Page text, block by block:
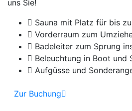
uns Sie!
Sauna mit Platz für bis
Vorderraum zum
Badeleiter zum Sprung
Beleuchtung in Boot und
Aufgüsse und
Zur Buchung